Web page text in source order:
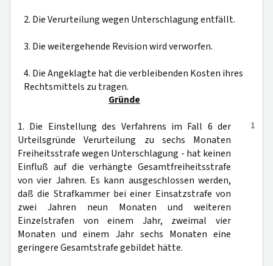
2. Die Verurteilung wegen Unterschlagung entfällt.
3. Die weitergehende Revision wird verworfen.
4. Die Angeklagte hat die verbleibenden Kosten ihres
Rechtsmittels zu tragen.
Gründe
1
1. Die Einstellung des Verfahrens im Fall 6 der
Urteilsgründe Verurteilung zu sechs Monaten
Freiheitsstrafe wegen Unterschlagung - hat keinen
Einfluß auf die verhängte Gesamtfreiheitsstrafe
von vier Jahren. Es kann ausgeschlossen werden,
daß die Strafkammer bei einer Einsatzstrafe von
zwei Jahren neun Monaten und weiteren
Einzelstrafen von einem Jahr, zweimal vier
Monaten und einem Jahr sechs Monaten eine
geringere Gesamtstrafe gebildet hätte.